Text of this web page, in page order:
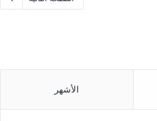
الأشهر